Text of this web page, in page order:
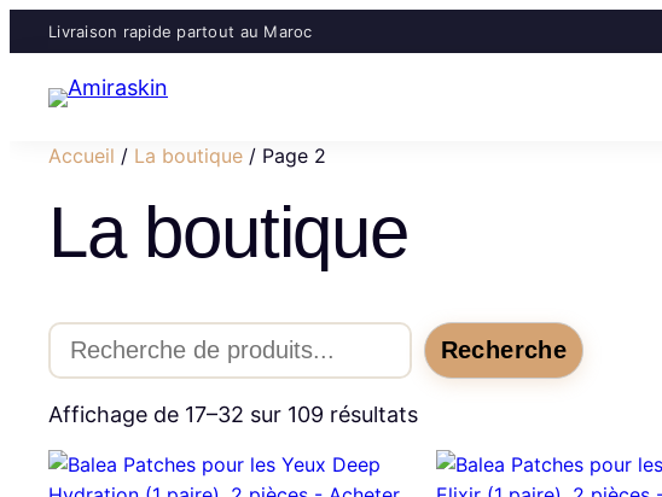
Livraison rapide partout au Maroc
Accueil / La boutique / Page 2
La boutique
Rechercher Recherche
Affichage de 17–32 sur 109 résultatsTrié
du
plus